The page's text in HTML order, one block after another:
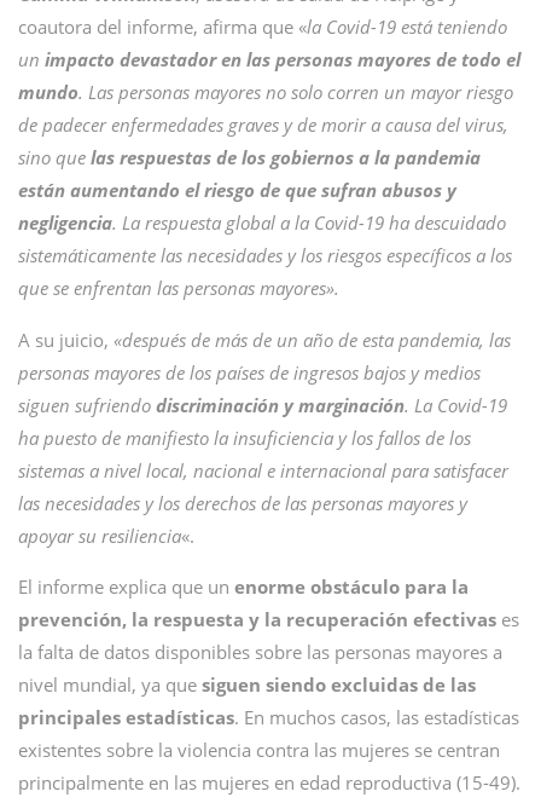
coautora del informe, afirma que «la Covid-19 está teniendo
un impacto devastador en las personas mayores de todo el
mundo. Las personas mayores no solo corren un mayor riesgo
de padecer enfermedades graves y de morir a causa del virus,
sino que las respuestas de los gobiernos a la pandemia
están aumentando el riesgo de que sufran abusos y
negligencia. La respuesta global a la Covid-19 ha descuidado
sistemáticamente las necesidades y los riesgos específicos a los
que se enfrentan las personas mayores».
A su juicio, «después de más de un año de esta pandemia, las
personas mayores de los países de ingresos bajos y medios
siguen sufriendo discriminación y marginación. La Covid-19
ha puesto de manifiesto la insuficiencia y los fallos de los
sistemas a nivel local, nacional e internacional para satisfacer
las necesidades y los derechos de las personas mayores y
apoyar su resiliencia«.
El informe explica que un enorme obstáculo para la
prevención, la respuesta y la recuperación efectivas es
la falta de datos disponibles sobre las personas mayores a
nivel mundial, ya que siguen siendo excluidas de las
principales estadísticas. En muchos casos, las estadísticas
existentes sobre la violencia contra las mujeres se centran
principalmente en las mujeres en edad reproductiva (15-49).